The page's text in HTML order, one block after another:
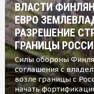
ВЛАСТИ
ЕВРО
РАЗРЕШЕНИЕ
ГРАНИЦЫ
Силы обороны
соглашения с
возле границы с
начать